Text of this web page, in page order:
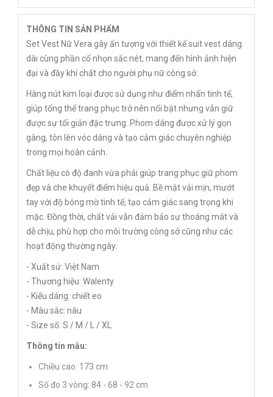
THÔNG TIN SẢN PHẨM
Set Vest Nữ Vera gây ấn tượng với thiết kế suit vest dáng
dài cùng phần cổ nhọn sắc nét, mang đến hình ảnh hiện
đại và đầy khí chất cho người phụ nữ công sở.
Hàng nút kim loại được sử dụng như điểm nhấn tinh tế,
giúp tổng thể trang phục trở nên nổi bật nhưng vẫn giữ
được sự tối giản đặc trưng. Phom dáng được xử lý gọn
gàng, tôn lên vóc dáng và tạo cảm giác chuyên nghiệp
trong mọi hoàn cảnh.
Chất liệu có độ đanh vừa phải giúp trang phục giữ phom
đẹp và che khuyết điểm hiệu quả. Bề mặt vải mịn, mướt
tay với độ bóng mờ tinh tế, tạo cảm giác sang trọng khi
mặc. Đồng thời, chất vải vẫn đảm bảo sự thoáng mát và
dễ chịu, phù hợp cho môi trường công sở cũng như các
hoạt động thường ngày.
- Xuất sứ: Việt Nam
- Thương hiệu: Walenty
- Kiểu dáng: chiết eo
- Màu sắc: nâu
- Size số: S / M / L / XL
Thông tin mẫu:
Chiều cao: 173 cm
Số đo 3 vòng: 84 - 68 - 92 cm